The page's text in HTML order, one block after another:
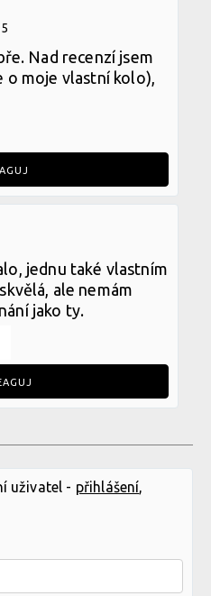
Nad recenzí jsem
o moje vlastní kolo),
jednu také vlastním
ale nemám
jako ty.
uživatel - přihlášení,